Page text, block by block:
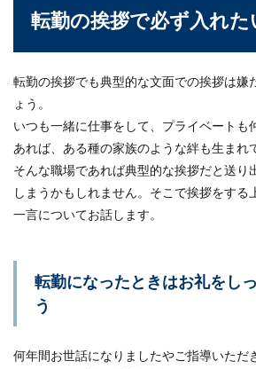
開店祝いの花はい
友人がお店を開くと聞
披露宴の挨拶で上
る時の文章構成とマ
添えたいと考...
結婚式への出席準
転勤の挨拶で必ず入れた
転勤の挨拶でも典型的な文面での挨拶は嫌
ょう。
いつも一緒に仕事をして、プライベートも
あれば、ある種の家族のような絆も生まれ
そんな職場であれば典型的な挨拶だと送り
しまうかもしれません。そこで挨拶をする
一言についてお話します。
転勤になったときはお礼をし
う
何年間お世話になりましたやご指導いただ